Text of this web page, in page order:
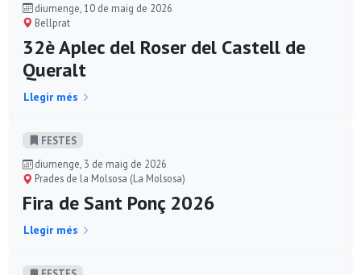
diumenge, 10 de maig de 2026
Bellprat
32è Aplec del Roser del Castell de
Queralt
Llegir més
FESTES
diumenge, 3 de maig de 2026
Prades de la Molsosa (La Molsosa)
Fira de Sant Ponç 2026
Llegir més